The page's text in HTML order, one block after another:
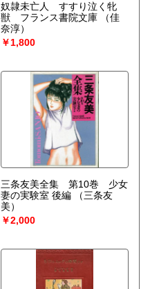
奴隷未亡人 すすり泣く牝
獣 フランス書院文庫
（佳
奈淳）
￥1,800
三条友美全集 第10巻 少女
妻の実験室 後編
（三条友
美）
￥2,000